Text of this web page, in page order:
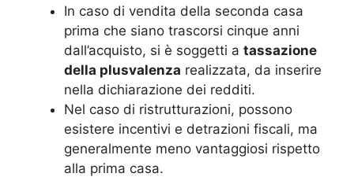
In caso di vendita della seconda casa
prima che siano trascorsi cinque anni
dall’acquisto, si è soggetti a tassazione
della plusvalenza realizzata, da inserire
nella dichiarazione dei redditi.
Nel caso di ristrutturazioni, possono
esistere incentivi e detrazioni fiscali, ma
generalmente meno vantaggiosi rispetto
alla prima casa.